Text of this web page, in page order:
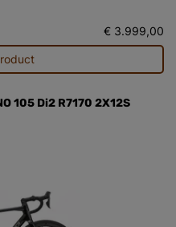
€ 3.999,00
105 Di2 R7170 2X12S